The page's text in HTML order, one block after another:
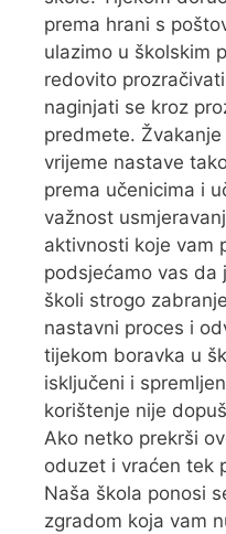
prema hrani s
ulazimo u školskim
redovito
naginjati se kroz
predmete.
vrijeme nastave
prema učenicima i
važnost
aktivnosti koje vam
podsjećamo vas da
školi strogo
nastavni proces i
tijekom boravka u
isključeni i
korištenje nije
Ako netko prekrši
oduzet i vraćen tek
Naša škola ponosi
zgradom koja vam